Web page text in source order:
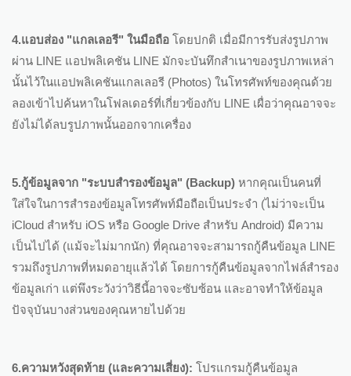
4.แอบส่อง "แกลเลอรี" ในมือถือ โดยปกติ เมื่อมีการรับส่งรูปภาพ
ผ่าน LINE แอปพลิเคชัน LINE มักจะบันทึกสำเนาของรูปภาพเหล่า
นั้นไว้ในแอปพลิเคชันแกลเลอรี (Photos) ในโทรศัพท์ของคุณด้วย
ลองเข้าไปค้นหาในโฟลเดอร์ที่เกี่ยวข้องกับ LINE เผื่อว่าคุณอาจจะ
ยังไม่ได้ลบรูปภาพนั้นออกจากเครื่อง
5.กู้ข้อมูลจาก "ระบบสำรองข้อมูล" (Backup) หากคุณเป็นคนที่
ใส่ใจในการสำรองข้อมูลโทรศัพท์มือถือเป็นประจำ (ไม่ว่าจะเป็น
iCloud สำหรับ iOS หรือ Google Drive สำหรับ Android) มีความ
เป็นไปได้ (แม้จะไม่มากนัก) ที่คุณอาจจะสามารถกู้คืนข้อมูล LINE
รวมถึงรูปภาพที่หมดอายุแล้วได้ โดยการกู้คืนข้อมูลจากไฟล์สำรอง
ข้อมูลเก่า แต่พึงระวังว่าวิธีนี้อาจจะซับซ้อน และอาจทำให้ข้อมูล
ปัจจุบันบางส่วนของคุณหายไปด้วย
6.ความหวังสุดท้าย (และความเสี่ยง): โปรแกรมกู้คืนข้อมูล